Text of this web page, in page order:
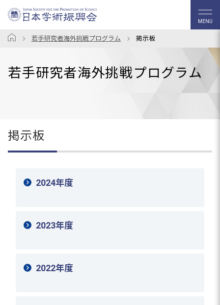
MENU
若手研究者海外挑戦プログラム 掲示板
若手研究者海外挑戦プログラム
掲示板
2024年度
2023年度
2022年度